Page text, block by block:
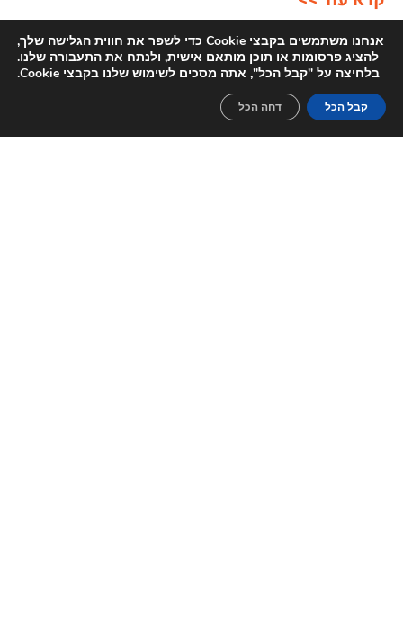
צרו קשר
מחפשים פתרונות כוח אדם מותאמים אישית?
אנחנו משתמשים בקבצי Cookie כדי לשפר את חווית הגלישה שלך,
להציג פרסומות או תוכן מותאם אישית, ולנתח את התעבורה שלנו.
בלחיצה על "קבל הכל", אתה מסכים לשימוש שלנו בקבצי Cookie.
קבל הכל דחה הכל